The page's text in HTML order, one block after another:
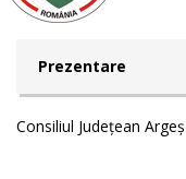
Prezentare
Consiliul Județean Argeș